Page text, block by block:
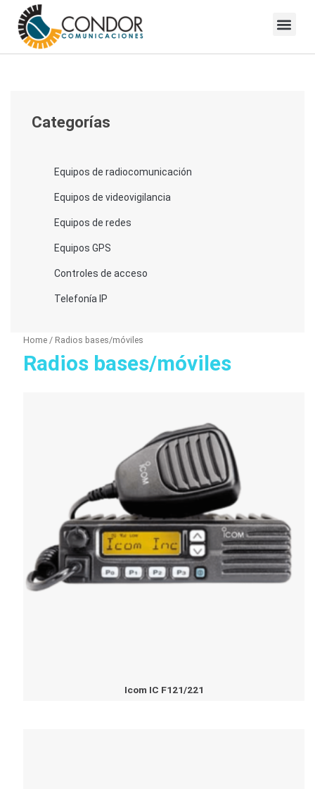
content
Categorías
Equipos de radiocomunicación
Equipos de videovigilancia
Equipos de redes
Equipos GPS
Controles de acceso
Telefonía IP
Home / Radios bases/móviles
Radios bases/móviles
Icom IC F121/221